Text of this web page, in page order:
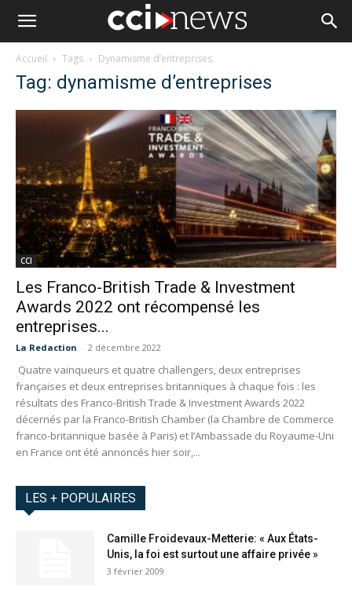
Accueil Tags Dynamisme d’entreprises
Tag: dynamisme d’entreprises
CCI
Les Franco-British Trade & Investment
Awards 2022 ont récompensé les
entreprises...
La Redaction - 2 décembre 2022
Quatre vainqueurs et quatre challengers, deux entreprises
françaises et deux entreprises britanniques à chaque fois : les
résultats des Franco-British Trade & Investment Awards 2022
décernés par la Franco-British Chamber (la Chambre de Commerce
franco-britannique basée à Paris) et l’Ambassade du Royaume-Uni
en France ont été annoncés hier soir,...
LES + POPULAIRES
Camille Froidevaux-Metterie: « Aux États-
Unis, la foi est surtout une affaire privée »
3 février 2009